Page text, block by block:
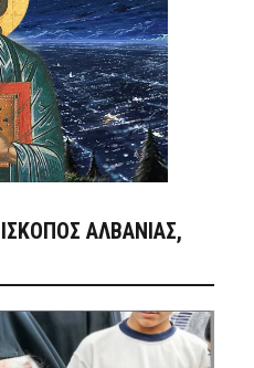
ΑΛΒΑΝΊΑΣ,